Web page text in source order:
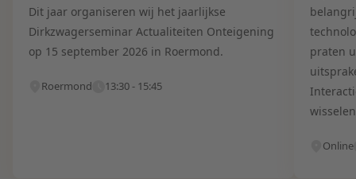
Dit jaar organiseren wij het jaarlijkse
Dirkzwagerseminar Actualiteiten Onteigening
op 15 september 2026 in Roermond.
Roermond 13:30 - 15:45
praten
Online